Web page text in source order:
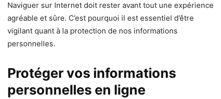
Naviguer sur Internet doit rester avant tout une expérience
agréable et sûre. C’est pourquoi il est essentiel d’être
vigilant quant à la protection de nos informations
personnelles.
Protéger vos informations
personnelles en ligne